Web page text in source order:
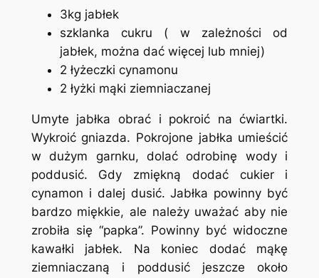
3kg jabłek
szklanka cukru ( w zależności od
jabłek, można dać więcej lub mniej)
2 łyżeczki cynamonu
2 łyżki mąki ziemniaczanej
Umyte jabłka obrać i pokroić na ćwiartki.
Wykroić gniazda. Pokrojone jabłka umieścić
w dużym garnku, dolać odrobinę wody i
poddusić. Gdy zmiękną dodać cukier i
cynamon i dalej dusić. Jabłka powinny być
bardzo miękkie, ale należy uważać aby nie
zrobiła się “papka”. Powinny być widoczne
kawałki jabłek. Na koniec dodać mąkę
ziemniaczaną i poddusić jeszcze około